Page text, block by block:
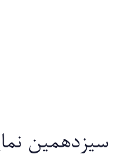
سیزدهمین